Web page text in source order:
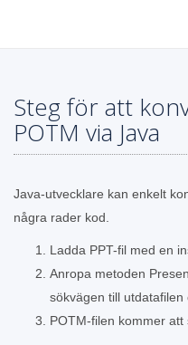
Steg för att
POTM via Java
Java-utvecklare kan enkelt
några rader kod.
Ladda PPT-fil med en
Anropa metoden
sökvägen till
POTM-filen kommer